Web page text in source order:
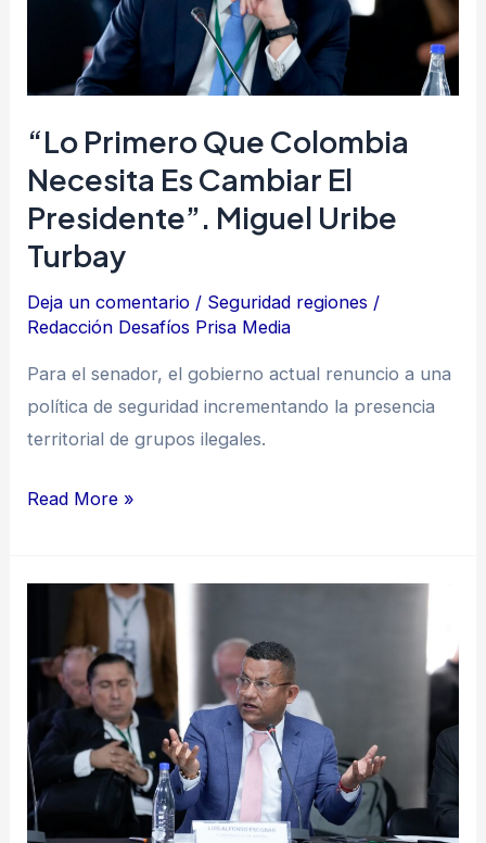
“Lo Primero Que Colombia
Necesita Es Cambiar El
Presidente”. Miguel Uribe
Turbay
Deja un comentario / Seguridad regiones /
Redacción Desafíos Prisa Media
Para el senador, el gobierno actual renuncio a una
política de seguridad incrementando la presencia
territorial de grupos ilegales.
cambiar
el
presidente”.
Uribe
Turbay
Read More »
de
deben
ser
nacionales
y